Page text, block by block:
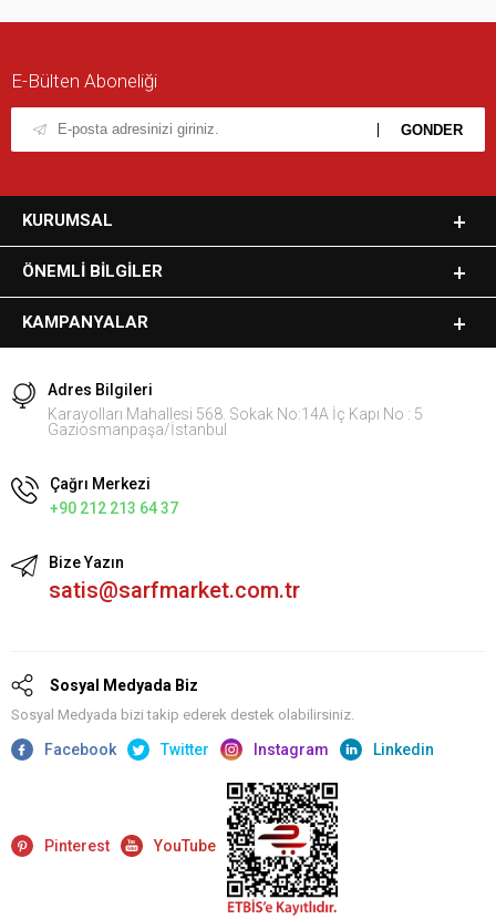
E-Bülten Aboneliği
KURUMSAL
ÖNEMLI BILGILER
KAMPANYALAR
Adres Bilgileri
Karayolları Mahallesi 568. Sokak No:14A İç Kapı No : 5
Gaziosmanpaşa/İstanbul
Çağrı Merkezi
+90 212 213 64 37
Bize Yazın
satis@sarfmarket.com.tr
Sosyal Medyada Biz
Sosyal Medyada bizi takip ederek destek olabilirsiniz.
Facebook Twitter Instagram Linkedin
Pinterest YouTube